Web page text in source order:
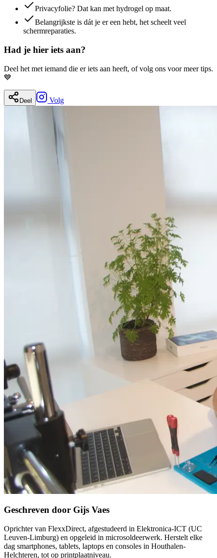
Privacyfolie? Dat kan met hydrogel op maat.
Belangrijkste is dát je er een hebt, het scheelt veel
schermreparaties.
Had je hier iets aan?
Deel het met iemand die er iets aan heeft, of volg ons voor meer tips.
💙
Deel Volg
Geschreven door Gijs Vaes
Oprichter van FlexxDirect, afgestudeerd in Elektronica-ICT (UC
Leuven-Limburg) en opgeleid in microsoldeerwerk. Herstelt elke
dag smartphones, tablets, laptops en consoles in Houthalen-
Helchteren, tot op printplaatniveau.